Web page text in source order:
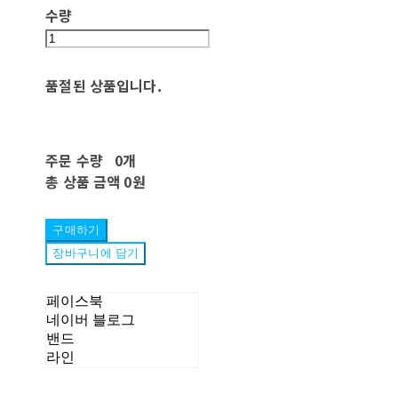
수량
품절된 상품입니다.
주문 수량 0개
총 상품 금액 0원
구매하기
장바구니에 담기
페이스북
네이버 블로그
밴드
라인